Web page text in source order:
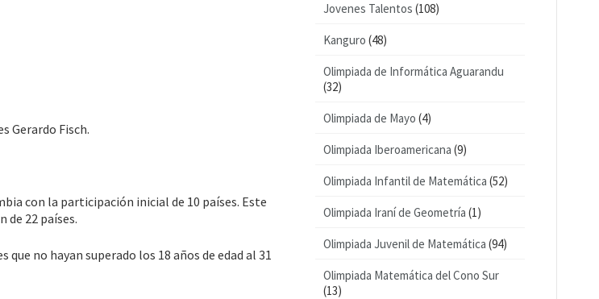
Gerardo Fisch.
con la participación inicial de 10 países. Este
de 22 países.
no hayan superado los 18 años de edad al 31
Jovenes Talentos (108)
Kanguro (48)
Olimpiada de Informática Aguarandu
(32)
Olimpiada de Mayo (4)
Olimpiada Iberoamericana (9)
Olimpiada Infantil de Matemática (52)
Olimpiada Iraní de Geometría (1)
Olimpiada Juvenil de Matemática (94)
Olimpiada Matemática del Cono Sur
(13)